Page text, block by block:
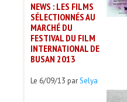
NEWS : LES FILMS
SÉLECTIONNÉS AU
MARCHÉ DU
FESTIVAL DU FILM
INTERNATIONAL DE
BUSAN 2013
Le 6/09/13 parSelya